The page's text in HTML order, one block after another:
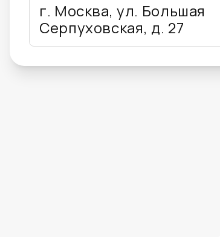
г. Москва, ул. Большая
Серпуховская, д. 27